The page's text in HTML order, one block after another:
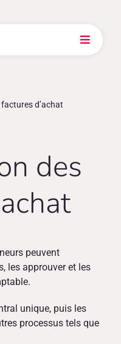
Toggle
d’achat
des
peuvent
les approuver et les
unique, puis les
processus tels que